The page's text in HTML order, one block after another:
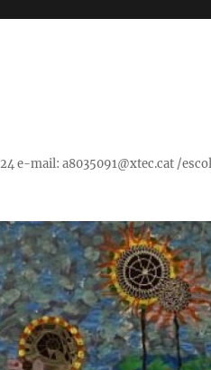
e-mail: a8035091@xtec.cat /